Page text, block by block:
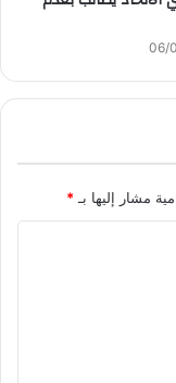
06/
مشار إليها بـ *